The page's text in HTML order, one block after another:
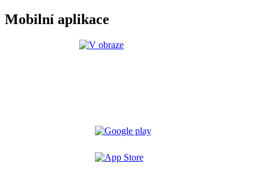
Mobilní aplikace